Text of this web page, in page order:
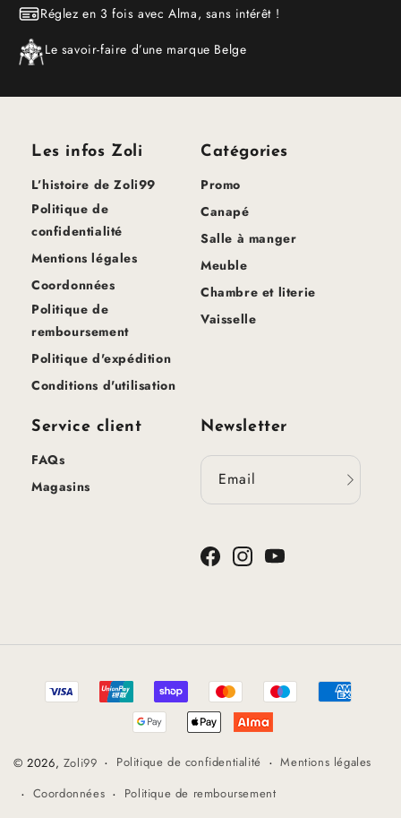
Réglez en 3 fois avec Alma, sans intérêt !
Le savoir-faire d’une marque Belge
Les infos Zoli
L’histoire de Zoli99
Politique de
confidentialité
Mentions légales
Coordonnées
Politique de
remboursement
Politique d'expédition
Conditions d'utilisation
Catégories
Promo
Canapé
Salle à manger
Meuble
Chambre et literie
Vaisselle
Service client
FAQs
Magasins
Newsletter
Email
FacebookInstagramYouTube
Méthodes
© 2026, Zoli99 Politique de confidentialité
Mentions légales
Coordonnées
Politique de remboursement